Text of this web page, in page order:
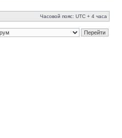
Часовой пояс: UTC + 4 часа